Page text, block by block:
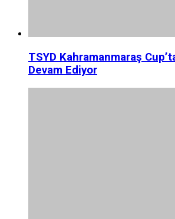
TSYD Kahramanmaraş
Devam Ediyor